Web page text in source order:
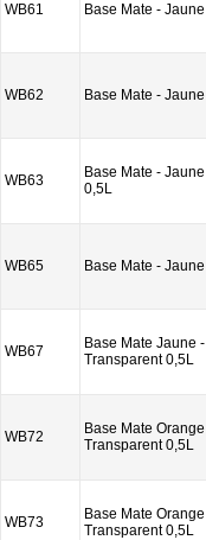
WB61 Base Mate -
WB62 Base Mate -
WB63
Base Mate -
0,5L
WB65 Base Mate -
WB67
Base Mate Jaune
Transparent 0,5L
WB72
Base Mate
Transparent 0,5L
WB73
Base Mate
Transparent 0,5L